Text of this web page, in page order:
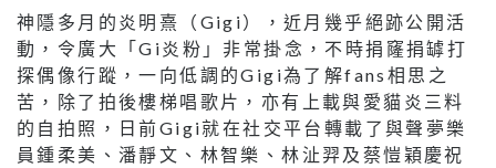
神隱多月的炎明熹（Gigi），近月幾乎絕跡公開活
動，令廣大「Gi炎粉」非常掛念，不時捐窿捐罅打
探偶像行蹤，一向低調的Gigi為了解fans相思之
苦，除了拍後樓梯唱歌片，亦有上載與愛貓炎三料
的自拍照，日前Gigi就在社交平台轉載了與聲夢樂
員鍾柔美、潘靜文、林智樂、林沚羿及蔡愷穎慶祝